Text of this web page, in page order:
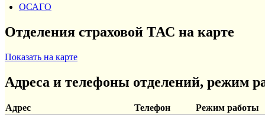
ОСАГО
Отделения страховой ТАС на карте
Показать на карте
Адреса и телефоны отделений, режим
Адрес Телефон
Режим работы